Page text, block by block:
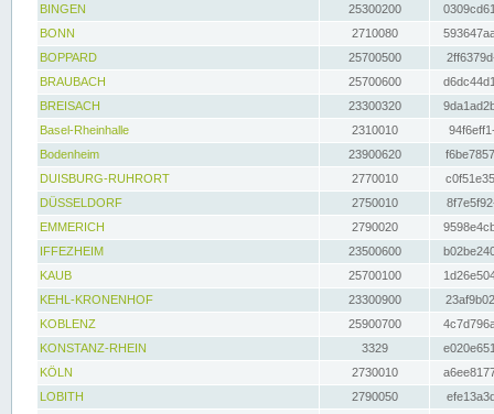
BINGEN
25300200
BONN
2710080
BOPPARD
25700500
BRAUBACH
25700600
BREISACH
23300320
Basel-Rheinhalle
2310010
Bodenheim
23900620
DUISBURG-RUHRORT
2770010
DÜSSELDORF
2750010
EMMERICH
2790020
IFFEZHEIM
23500600
KAUB
25700100
KEHL-KRONENHOF
23300900
KOBLENZ
25900700
KONSTANZ-RHEIN
3329
KÖLN
2730010
LOBITH
2790050